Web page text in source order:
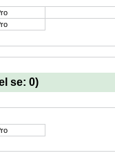
se: 0)